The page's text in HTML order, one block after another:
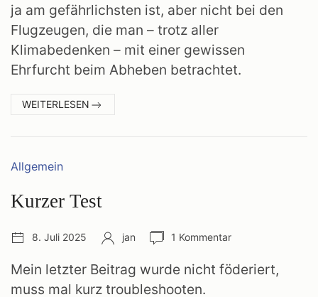
ja am gefährlichsten ist, aber nicht bei den
Flugzeugen, die man – trotz aller
Klimabedenken – mit einer gewissen
Ehrfurcht beim Abheben betrachtet.
WEITERLESEN
Kategorien:
Allgemein
Kurzer Test
Veröffentlichungsdatum:
8. Juli 2025 Autor:
jan
Anzahl
1 Kommentar
Mein letzter Beitrag wurde nicht föderiert,
muss mal kurz troubleshooten.